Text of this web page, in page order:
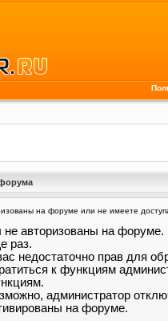
на форуме или не имеете
не авторизованы на форуме.
раз.
недостаточно прав для
к функциям
администратор
на форуме.